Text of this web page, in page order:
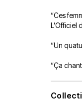
“Ces
L’Officiel
“Un
“Ça